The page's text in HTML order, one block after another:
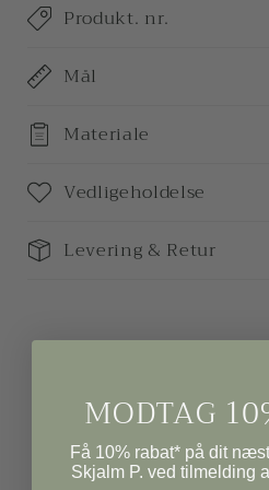
Produkt. nr.
Mål
Materiale
Vedligeholdelse
Levering & Retur
MODTAG
Få 10% rabat* på dit
Skjalm P. ved tilmelding